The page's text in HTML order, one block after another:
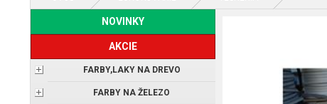
NOVINKY
AKCIE
FARBY,LAKY NA DREVO
FARBY NA ŽELEZO